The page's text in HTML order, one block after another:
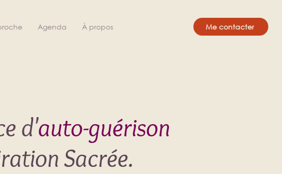
Agenda À propos Me contacter
d'auto-guérison
Sacrée.